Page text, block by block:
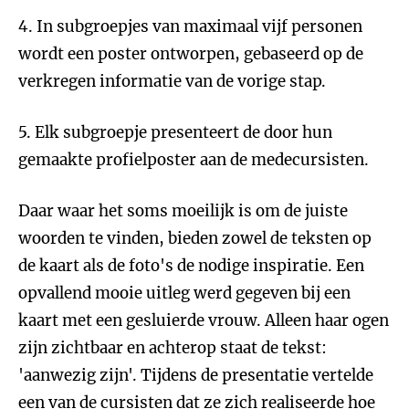
4. In subgroepjes van maximaal vijf personen
wordt een poster ontworpen, gebaseerd op de
verkregen informatie van de vorige stap.
5. Elk subgroepje presenteert de door hun
gemaakte profielposter aan de medecursisten.
Daar waar het soms moeilijk is om de juiste
woorden te vinden, bieden zowel de teksten op
de kaart als de foto's de nodige inspiratie. Een
opvallend mooie uitleg werd gegeven bij een
kaart met een gesluierde vrouw. Alleen haar ogen
zijn zichtbaar en achterop staat de tekst:
'aanwezig zijn'. Tijdens de presentatie vertelde
een van de cursisten dat ze zich realiseerde hoe